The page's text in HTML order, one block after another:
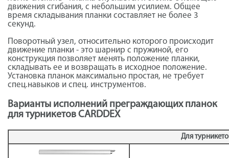
движения сгибания, с небольшим усилием. Общее
время складывания планки составляет не более 3
секунд.
Поворотный узел, относительно которого происходит
движение планки - это шарнир с пружиной, его
конструкция позволяет менять положение планки,
складывать ее и возвращать в исходное положение.
Установка планок максимально простая, не требует
спец.навыков и спец. инструментов.
Варианты исполнений преграждающих планок
для турникетов CARDDEX
Для